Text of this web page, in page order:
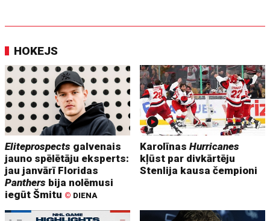
HOKEJS
Eliteprospects galvenais
jauno spēlētāju eksperts:
jau janvārī Floridas
Panthers bija nolēmusi
iegūt Šmitu © DIENA
KarolīnasHurricanes
kļūst par divkārtēju
Stenlija kausa čempioni